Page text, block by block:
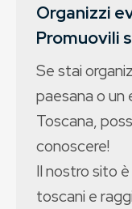
Organizzi
Promuovili
Se stai
paesana o
Toscana,
conoscere!
Il nostro sito
toscani e